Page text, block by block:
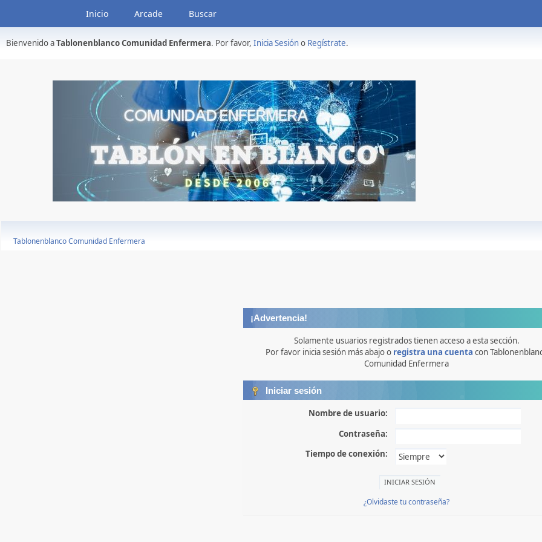
Inicio Arcade Buscar
Bienvenido aTablonenblanco Comunidad Enfermera. Por favor, Inicia Sesióno Regístrate.
Tablonenblanco Comunidad Enfermera
¡Advertencia!
Solamente usuarios registrados tienen acceso a esta sección.
Por favor inicia sesión más abajo o registra una cuenta con
Comunidad Enfermera
Iniciar sesión
Nombre de usuario:
Contraseña:
Tiempo de conexión:
¿Olvidaste tu contraseña?